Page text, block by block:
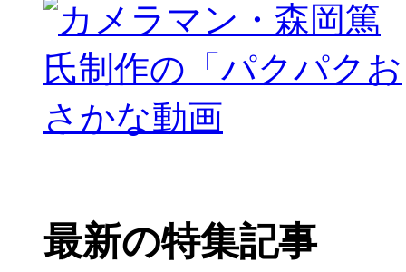
最新の特集記事